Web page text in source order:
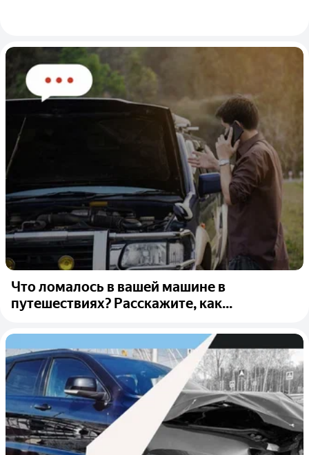
Что ломалось в вашей машине в
путешествиях? Расскажите, как...